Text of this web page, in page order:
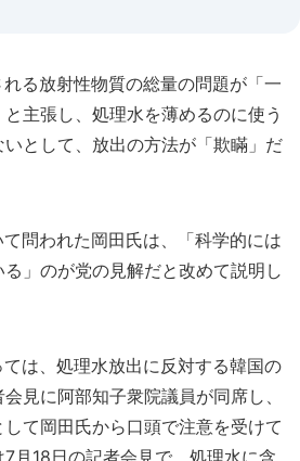
る放射性物質の総量の問題が「一
主張し、処理水を薄めるのに使う
として、放出の方法が「欺瞞」だ
問われた岡田氏は、「科学的には
」のが党の見解だと改めて説明し
は、処理水放出に反対する韓国の
見に阿部知子衆院議員が同席し、
して岡田氏から口頭で注意を受けて
月18日の記者会見で、処理水に含